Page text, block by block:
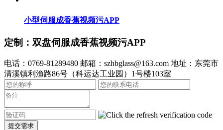
小型伺服成香蕉视频污APP
定制：双盘伺服成香蕉视频污APP
电话：0769-81289480 邮箱：szhbglass@163.com 地址：东莞市
清溪镇利渔路86号（科运达工业园）1号楼103室
提交需求